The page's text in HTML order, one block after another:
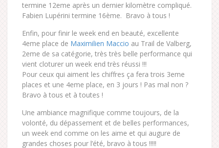
termine 12eme après un dernier kilomètre compliqué.
Fabien Lupérini termine 16ème. Bravo à tous !
Enfin, pour finir le week end en beauté, excellente
4eme place de Maximilien Maccio au Trail de Valberg,
2eme de sa catégorie, très très belle performance qui
vient cloturer un week end très réussi !!!
Pour ceux qui aiment les chiffres ça fera trois 3eme
places et une 4eme place, en 3 jours ! Pas mal non ?
Bravo à tous et à toutes !
Une ambiance magnifique comme toujours, de la
volonté, du dépassement et de belles performances,
un week end comme on les aime et qui augure de
grandes choses pour l’été, bravo à tous !!!!!